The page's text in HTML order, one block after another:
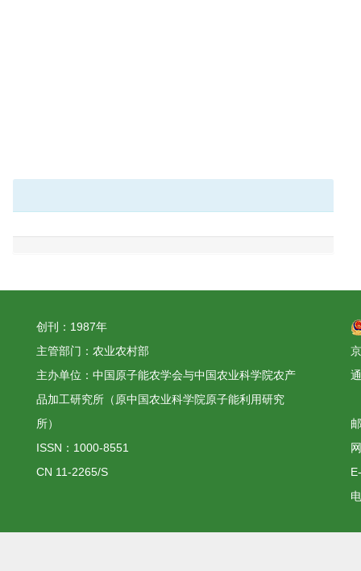
创刊：1987年
主管部门：农业农村部
主办单位：中国原子能农学会与中国农业科学院农产
品加工研究所（原中国农业科学院原子能利用研究
所）
ISSN：1000-8551
CN 11-2265/S